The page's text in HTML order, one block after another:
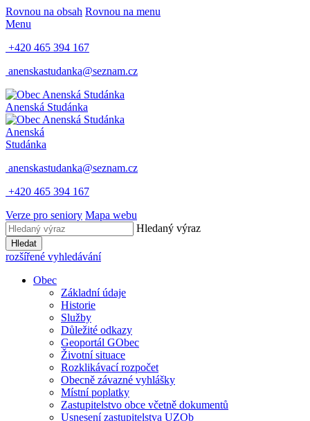
Rovnou na obsah Rovnou na menu
Menu
+420 465 394 167
anenskastudanka@seznam.cz
Anenská Studánka
Anenská
Studánka
anenskastudanka@seznam.cz
+420 465 394 167
Verze pro seniory Mapa webu
Hledaný výraz
Hledat
rozšířené vyhledávání
Obec
Základní údaje
Historie
Služby
Důležité odkazy
Geoportál GObec
Životní situace
Rozklikávací rozpočet
Obecně závazné vyhlášky
Místní poplatky
Zastupitelstvo obce včetně dokumentů
Usnesení zastupitelstva UZOb